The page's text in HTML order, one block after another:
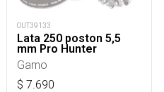
OUT39133
Lata 250 poston 5,5
mm Pro Hunter
Gamo
$ 7.690